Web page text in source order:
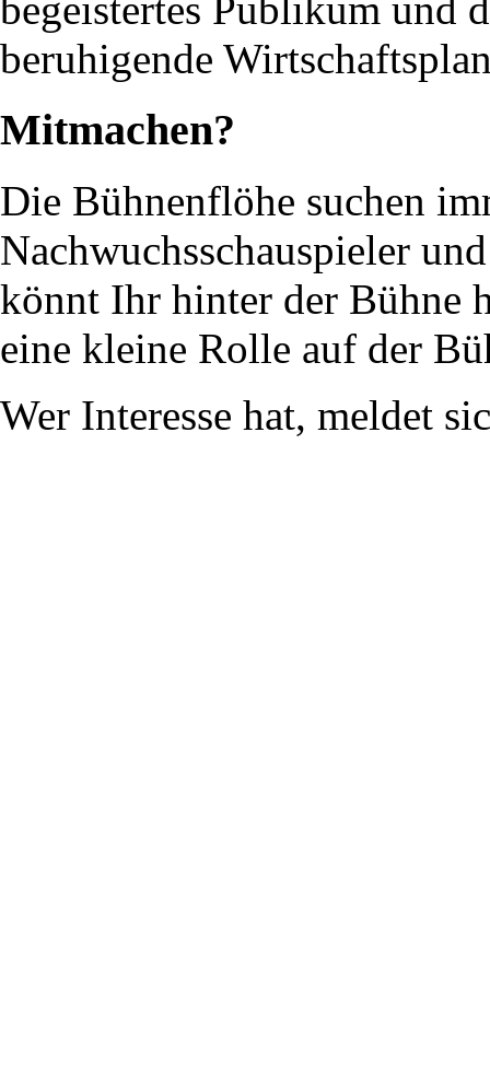
begeistertes Publikum und
beruhigende
Mitmachen?
Die Bühnenflöhe suchen
Nachwuchsschauspieler
könnt Ihr hinter der Bühne
eine kleine Rolle auf der
Wer Interesse hat, meldet